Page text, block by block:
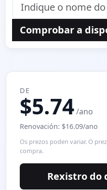
Comprobar a
DE
$5.74/ano
Renovación: $16.09/ano
Os prezos poden variar. O
compra.
Rexistro do